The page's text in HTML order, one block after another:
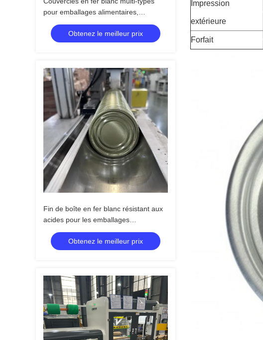
pour emballages alimentaires,
chimiques et aérosols
Obtenez le meilleur prix
Fin de boîte en fer blanc résistant aux
acides pour les emballages
alimentaires.
Obtenez le meilleur prix
Impression
extérieure
Forfait